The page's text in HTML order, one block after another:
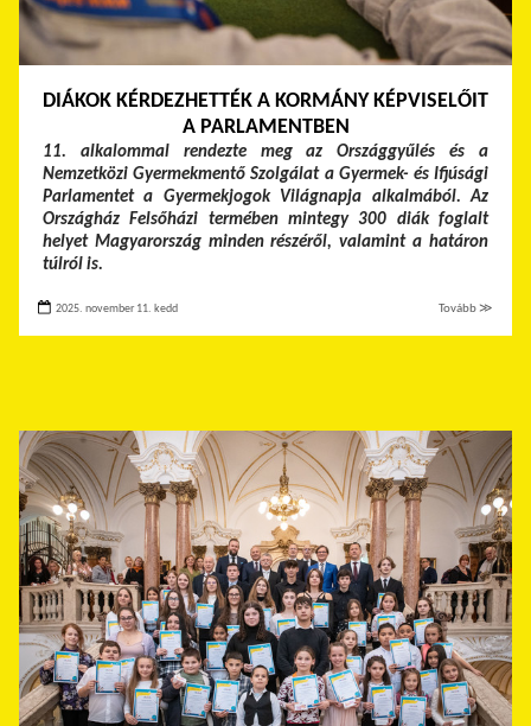
DIÁKOK KÉRDEZHETTÉK A KORMÁNY KÉPVISELŐIT
A PARLAMENTBEN
11. alkalommal rendezte meg az Országgyűlés és a
Nemzetközi Gyermekmentő Szolgálat a Gyermek- és Ifjúsági
Parlamentet a Gyermekjogok Világnapja alkalmából. Az
Országház Felsőházi termében mintegy 300 diák foglalt
helyet Magyarország minden részéről, valamint a határon
túlról is.
2025. november 11. kedd Tovább ≫